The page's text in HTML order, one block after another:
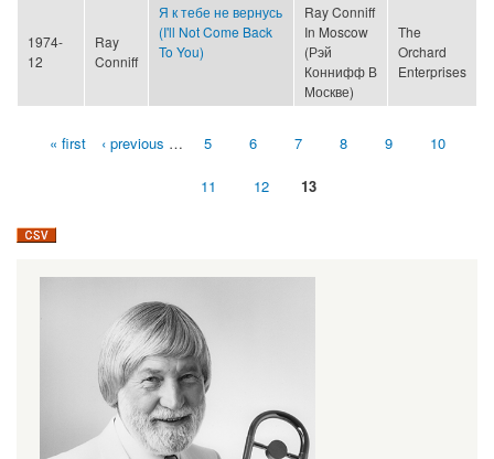
1974-
12
Ray
Conniff
Я к тебе не вернусь
(I'll Not Come Back
To You)
Ray Conniff
In Moscow
(Рэй
Коннифф В
Москве)
The
Orchard
Enterprises
Pages« first ‹ previous … 5 6 7 8 9 10
11 12 13